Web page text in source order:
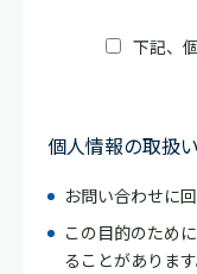
下記、
個人情報の取扱
お問い合わせに
この目的のため
ることがありま